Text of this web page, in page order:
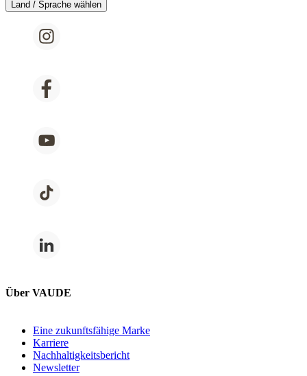
Land / Sprache wählen
Über VAUDE
Eine zukunftsfähige Marke
Karriere
Nachhaltigkeitsbericht
Newsletter